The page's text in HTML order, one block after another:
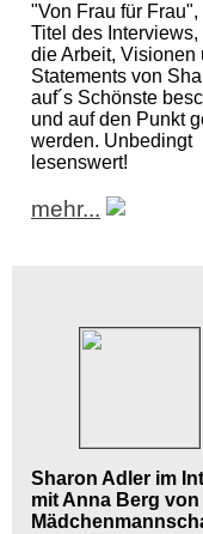
"Von Frau für Frau",
Titel des Interviews,
die Arbeit, Visionen
Statements von
auf´s Schönste
und auf den Punkt
werden. Unbedingt
lesenswert!
mehr...
Sharon Adler im
mit Anna Berg von